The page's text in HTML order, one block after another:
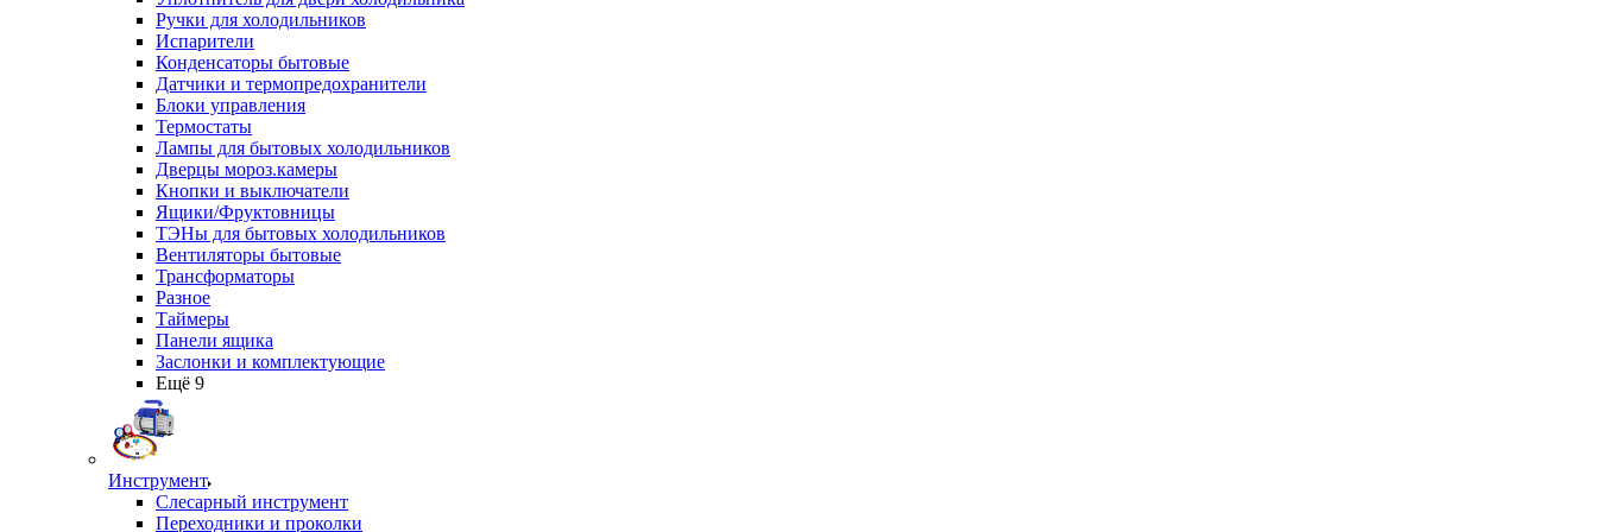
Ручки для холодильников
Испарители
Конденсаторы бытовые
Датчики и термопредохранители
Блоки управления
Термостаты
Лампы для бытовых холодильников
Дверцы мороз.камеры
Кнопки и выключатели
Ящики/Фруктовницы
ТЭНы для бытовых холодильников
Вентиляторы бытовые
Трансформаторы
Разное
Таймеры
Панели ящика
Заслонки и комплектующие
Ещё 9
Инструмент
Слесарный инструмент
Переходники и проколки